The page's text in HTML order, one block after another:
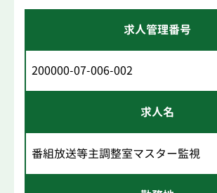
求人管理番号
200000-07-006-002
求人名
番組放送等主調整室マスター監視